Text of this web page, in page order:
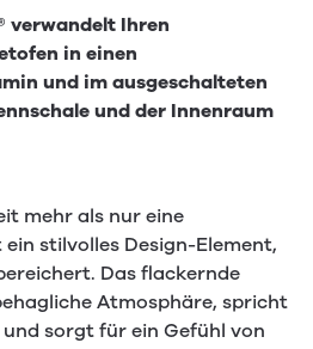
verwandelt Ihren
in einen
und im ausgeschalteten
und der Innenraum
mehr als nur eine
stilvolles Design-Element,
Das flackernde
Atmosphäre, spricht
sorgt für ein Gefühl von